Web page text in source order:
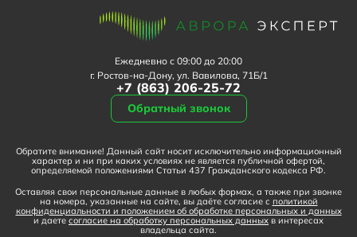
Ежедневно с 09:00 до 20:00
г. Ростов-на-Дону, ул. Вавилова, 71Б/1
+7 (863) 206-25-72
Обратный звонок
Обратите внимание! Данный сайт носит исключительно информационный
характер и ни при каких условиях не является публичной офертой,
определяемой положениями Статьи 437 Гражданского кодекса РФ.
Оставляя свои персональные данные в любых формах, а также при звонке
на номера, указанные на сайте, вы даёте согласие с политикой
конфиденциальности и положением об обработке персональных и данных
и даете согласие на обработку персональных данных в интересах
владельца сайта.